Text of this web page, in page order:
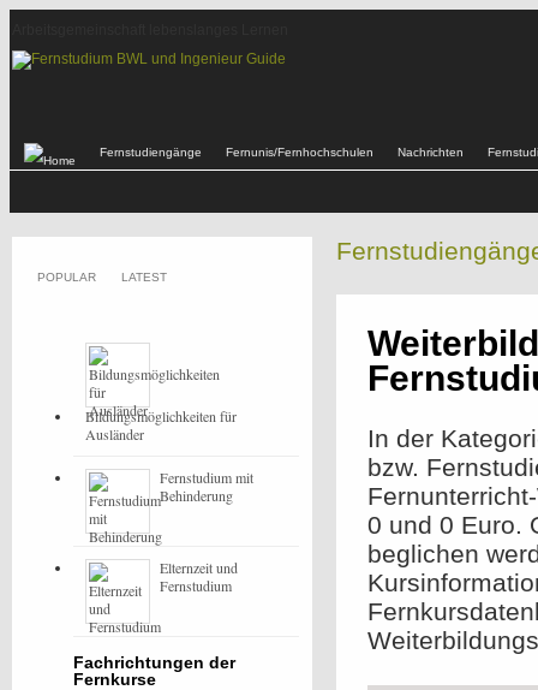
Fernstudiengänge Fernunis/Fernhochschulen Nachrichten
In der
bzw.
0 und 0 Euro.
beglichen
POPULAR LATEST
Bildungsmöglichkeiten für
Ausländer
Fernstudium mit
Behinderung
Elternzeit und
Fernstudium
Fachrichtungen der
Fernkurse